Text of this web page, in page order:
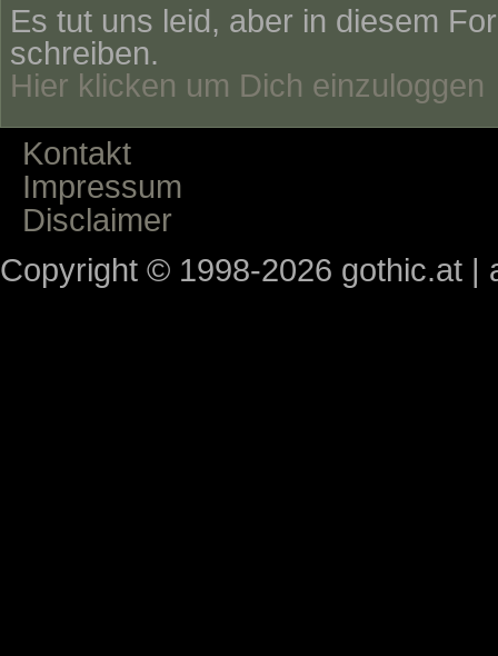
Es tut uns leid, aber in diesem
schreiben.
Hier klicken um Dich einzuloggen
Kontakt
Impressum
Disclaimer
Copyright © 1998-2026 gothic.at |